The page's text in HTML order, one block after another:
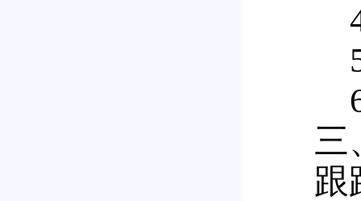
三
跟